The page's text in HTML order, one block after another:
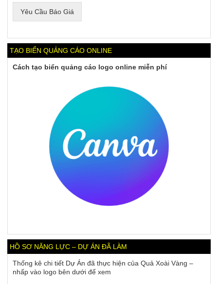
Yêu Cầu Báo Giá
TẠO BIỂN QUẢNG CÁO ONLINE
Cách tạo biển quảng cáo logo online miễn phí
HỒ SƠ NĂNG LỰC – DỰ ÁN ĐÃ LÀM
Thống kê chi tiết Dự Án đã thực hiện của Quả Xoài Vàng –
nhấp vào logo bên dưới để xem